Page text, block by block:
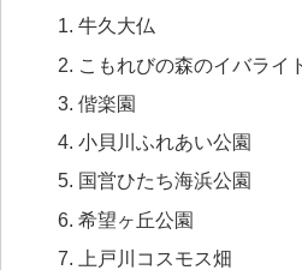
牛久大仏
こもれびの森のイバライ
偕楽園
小貝川ふれあい公園
国営ひたち海浜公園
希望ヶ丘公園
上戸川コスモス畑